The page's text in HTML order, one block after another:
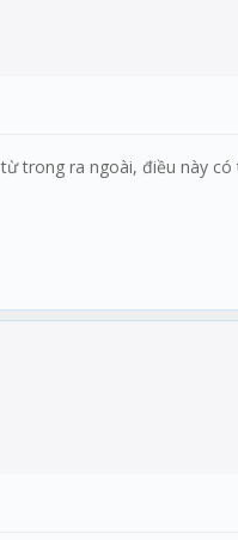
trong ra ngoài, điều này